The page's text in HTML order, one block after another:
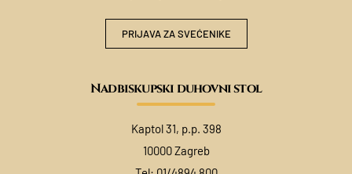
PRIJAVA ZA SVEĆENIKE
Nadbiskupski duhovni stol
Kaptol 31, p.p. 398
10000 Zagreb